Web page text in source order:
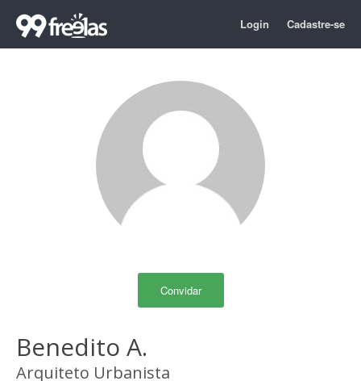
Login Cadastre-se
Convidar
Benedito A.
Arquiteto Urbanista